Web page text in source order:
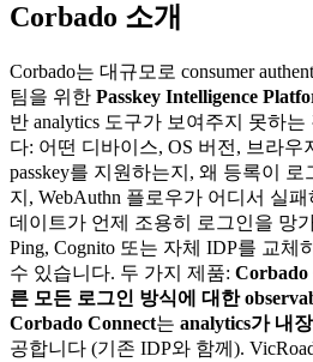
Corbado 소개
Corbado는 대규모로 consumer
팀을 위한 Passkey Intelligence
반 analytics 도구가 보여주지 못하
다: 어떤 디바이스, OS 버전, 브라우
passkey를 지원하는지, 왜 등록이
지, WebAuthn 플로우가 어디서 실
데이트가 언제 조용히 로그인을 망
Ping, Cognito 또는 자체 IDP를 교체
수 있습니다. 두 가지 제품: Corbado
른 모든 로그인 방식에 대한
Corbado Connect는 analytics가 내
공합니다 (기존 IDP와 함께).